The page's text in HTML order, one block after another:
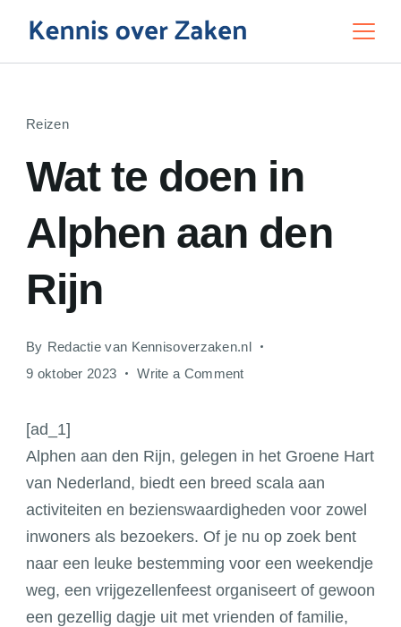
contentEducation
Reizen
Wat te doen in
Alphen aan den
Rijn
By Redactie van Kennisoverzaken.nl
9 oktober 2023
Write a Commenton
in
Alphen
aan
[ad_1]
Alphen aan den Rijn, gelegen in het Groene Hart
van Nederland, biedt een breed scala aan
activiteiten en bezienswaardigheden voor zowel
inwoners als bezoekers. Of je nu op zoek bent
naar een leuke bestemming voor een weekendje
weg, een vrijgezellenfeest organiseert of gewoon
een gezellig dagje uit met vrienden of familie,